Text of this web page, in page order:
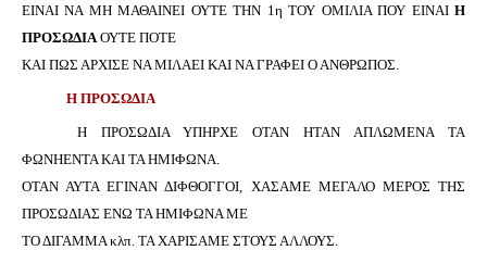
ΕΙΝΑΙ ΝΑ ΜΗ ΜΑΘΑΙΝΕΙ ΟΥΤΕ ΤΗΝ 1η ΤΟΥ ΟΜΙΛΙΑ ΠΟΥ ΕΙΝΑΙ Η
ΠΡΟΣΩΔΙΑ ΟΥΤΕ ΠΟΤΕ
ΚΑΙ ΠΩΣ ΑΡΧΙΣΕ ΝΑ ΜΙΛΑΕΙ ΚΑΙ ΝΑ ΓΡΑΦΕΙ Ο ΑΝΘΡΩΠΟΣ.
Η ΠΡΟΣΩΔΙΑ
Η ΠΡΟΣΩΔΙΑ ΥΠΗΡΧΕ ΟΤΑΝ ΗΤΑΝ ΑΠΛΩΜΕΝΑ ΤΑ
ΦΩΝΗΕΝΤΑ ΚΑΙ ΤΑ ΗΜΙΦΩΝΑ.
ΟΤΑΝ ΑΥΤΑ ΕΓΙΝΑΝ ΔΙΦΘΟΓΓΟΙ, ΧΑΣΑΜΕ ΜΕΓΑΛΟ ΜΕΡΟΣ ΤΗΣ
ΠΡΟΣΩΔΙΑΣ ΕΝΩ ΤΑ ΗΜΙΦΩΝΑ ΜΕ
ΤΟ ΔΙΓΑΜΜΑ κλπ. ΤΑ ΧΑΡΙΣΑΜΕ ΣΤΟΥΣ ΑΛΛΟΥΣ.